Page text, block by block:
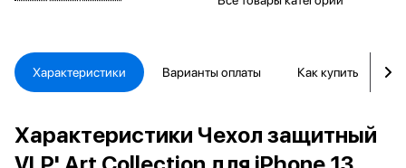
Характеристики Варианты оплаты Как купить
Характеристики Чехол защитный